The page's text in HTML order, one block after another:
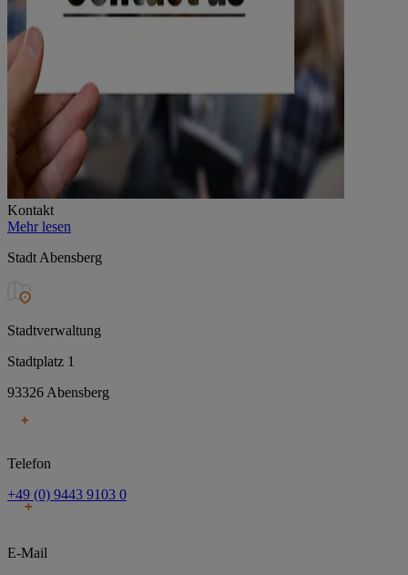
Kontakt
Mehr lesen
Stadt Abensberg
Stadtverwaltung
Stadtplatz 1
93326 Abensberg
Telefon
+49 (0) 9443 9103 0
E-Mail